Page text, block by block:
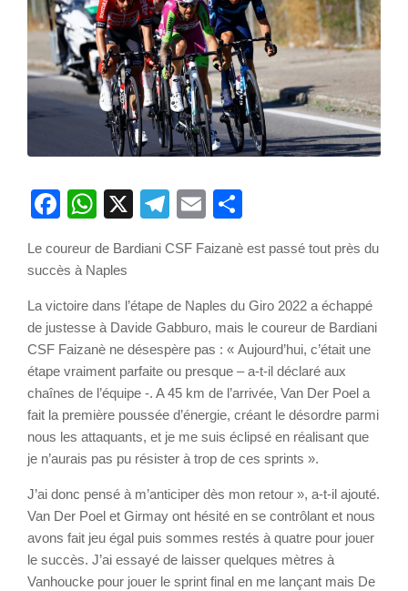
Facebook
WhatsApp
X Telegram
Email
Le coureur de Bardiani CSF Faizanè est passé tout près du
succès à Naples
La victoire dans l’étape de Naples du Giro 2022 a échappé
de justesse à Davide Gabburo, mais le coureur de Bardiani
CSF Faizanè ne désespère pas : « Aujourd’hui, c’était une
étape vraiment parfaite ou presque – a-t-il déclaré aux
chaînes de l’équipe -. A 45 km de l’arrivée, Van Der Poel a
fait la première poussée d’énergie, créant le désordre parmi
nous les attaquants, et je me suis éclipsé en réalisant que
je n’aurais pas pu résister à trop de ces sprints ».
J’ai donc pensé à m’anticiper dès mon retour », a-t-il ajouté.
Van Der Poel et Girmay ont hésité en se contrôlant et nous
avons fait jeu égal puis sommes restés à quatre pour jouer
le succès. J’ai essayé de laisser quelques mètres à
Vanhoucke pour jouer le sprint final en me lançant mais De